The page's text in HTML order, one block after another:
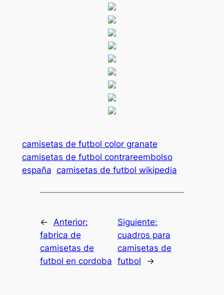
camisetas de futbol color granate
camisetas de futbol contrareembolso
españa camisetas de futbol wikipedia
←
Anterior:
fabrica de
camisetas de
futbol en cordoba
Siguiente:
cuadros para
camisetas de
futbol
→